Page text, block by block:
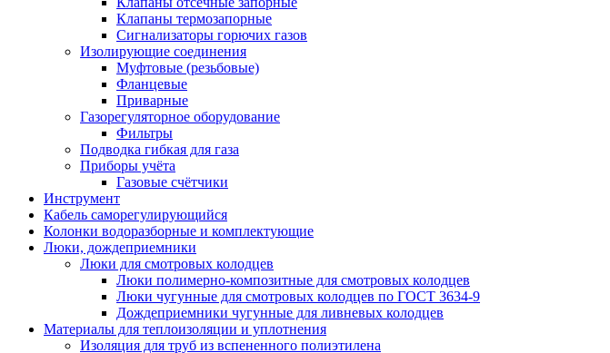
Клапаны термозапорные
Сигнализаторы горючих газов
Изолирующие соединения
Муфтовые (резьбовые)
Фланцевые
Приварные
Газорегуляторное оборудование
Фильтры
Подводка гибкая для газа
Приборы учёта
Газовые счётчики
Инструмент
Кабель саморегулирующийся
Колонки водоразборные и комплектующие
Люки, дождеприемники
Люки для смотровых колодцев
Люки полимерно-композитные для смотровых колодцев
Люки чугунные для смотровых колодцев по ГОСТ 3634-9
Дождеприемники чугунные для ливневых колодцев
Материалы для теплоизоляции и уплотнения
Изоляция для труб из вспененного полиэтилена